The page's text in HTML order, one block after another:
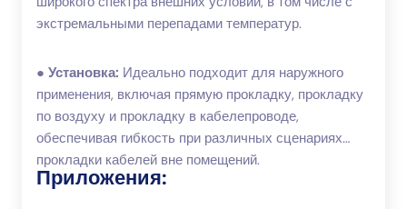
экстремальными перепадами температур.
● Установка: Идеально подходит для наружного
применения, включая прямую прокладку, прокладку
по воздуху и прокладку в кабелепроводе,
обеспечивая гибкость при различных сценариях
прокладки кабелей вне помещений.
Приложения: